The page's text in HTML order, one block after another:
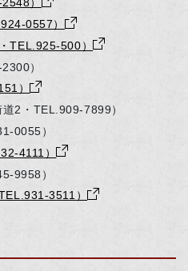
0557）
TEL.925-500）
）
）
2・TEL.909-7899）
0055）
4111）
9958）
3511）